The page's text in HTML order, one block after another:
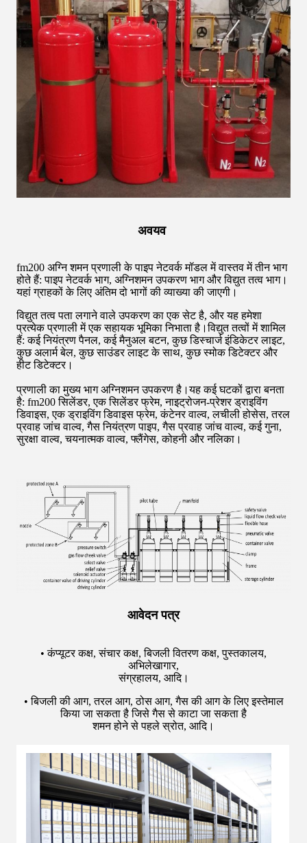
अवयव
fm200 अग्नि शमन प्रणाली के पाइप नेटवर्क मॉडल में वास्तव में तीन भाग
होते हैं: पाइप नेटवर्क भाग, अग्निशमन उपकरण भाग और विद्युत तत्व भाग।
यहां ग्राहकों के लिए अंतिम दो भागों की व्याख्या की जाएगी।
विद्युत तत्व पता लगाने वाले उपकरण का एक सेट है, और यह हमेशा
प्रत्येक प्रणाली में एक सहायक भूमिका निभाता है।विद्युत तत्वों में शामिल
हैं: कई नियंत्रण पैनल, कई मैनुअल बटन, कुछ डिस्चार्ज इंडिकेटर लाइट,
कुछ अलार्म बेल, कुछ साउंडर लाइट के साथ, कुछ स्मोक डिटेक्टर और
हीट डिटेक्टर।
प्रणाली का मुख्य भाग अग्निशमन उपकरण है।यह कई घटकों द्वारा बनता
है: fm200 सिलेंडर, एक सिलेंडर फ्रेम, नाइट्रोजन-प्रेशर ड्राइविंग
डिवाइस, एक ड्राइविंग डिवाइस फ्रेम, कंटेनर वाल्व, लचीली होसेस, तरल
प्रवाह जांच वाल्व, गैस नियंत्रण पाइप, गैस प्रवाह जांच वाल्व, कई गुना,
सुरक्षा वाल्व, चयनात्मक वाल्व, फ्लैंगेस, कोहनी और नलिका।
आवेदन पत्र
• कंप्यूटर कक्ष, संचार कक्ष, बिजली वितरण कक्ष, पुस्तकालय,
अभिलेखागार,
संग्रहालय, आदि।
• बिजली की आग, तरल आग, ठोस आग, गैस की आग के लिए इस्तेमाल
किया जा सकता है जिसे गैस से काटा जा सकता है
शमन होने से पहले स्रोत, आदि।